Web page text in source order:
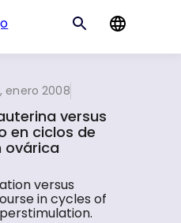
enero 2008
versus
en ciclos de
ovárica
versus
in cycles of